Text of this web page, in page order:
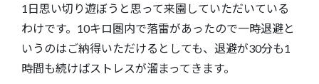
1日思い切り遊ぼうと思って来園していただいている
わけです。10キロ圏内で落雷があったので一時退避と
いうのはご納得いただけるとしても、退避が30分も1
時間も続けばストレスが溜まってきます。